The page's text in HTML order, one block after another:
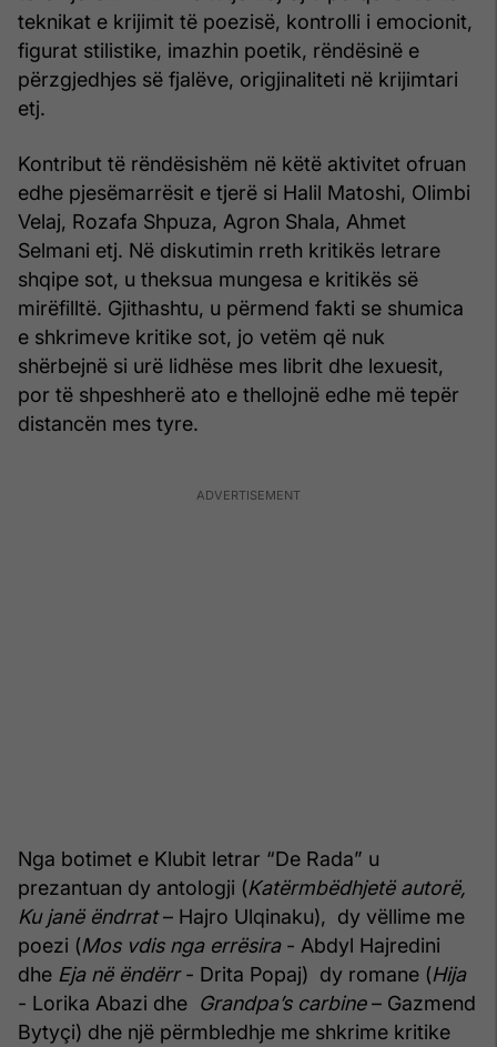
teknikat e krijimit të poezisë, kontrolli i emocionit,
figurat stilistike, imazhin poetik, rëndësinë e
përzgjedhjes së fjalëve, origjinaliteti në krijimtari
etj.
Kontribut të rëndësishëm në këtë aktivitet ofruan
edhe pjesëmarrësit e tjerë si Halil Matoshi, Olimbi
Velaj, Rozafa Shpuza, Agron Shala, Ahmet
Selmani etj. Në diskutimin rreth kritikës letrare
shqipe sot, u theksua mungesa e kritikës së
mirëfilltë. Gjithashtu, u përmend fakti se shumica
e shkrimeve kritike sot, jo vetëm që nuk
shërbejnë si urë lidhëse mes librit dhe lexuesit,
por të shpeshherë ato e thellojnë edhe më tepër
distancën mes tyre.
Nga botimet e Klubit letrar “De Rada” u
prezantuan dy antologji (Katërmbëdhjetë autorë,
Ku janë ëndrrat– Hajro Ulqinaku), dy vëllime me
poezi (Mos vdis nga errësira- Abdyl Hajredini
dhe Eja në ëndërr- Drita Popaj) dy romane (Hija
- Lorika Abazi dhe Grandpa’s carbine– Gazmend
Bytyçi) dhe një përmbledhje me shkrime kritike